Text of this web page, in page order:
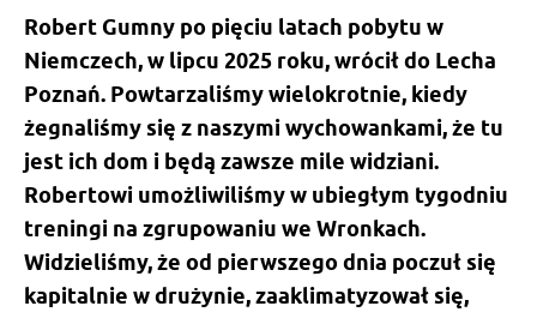
Robert Gumny po pięciu latach pobytu w
Niemczech, w lipcu 2025 roku, wrócił do Lecha
Poznań. Powtarzaliśmy wielokrotnie, kiedy
żegnaliśmy się z naszymi wychowankami, że tu
jest ich dom i będą zawsze mile widziani.
Robertowi umożliwiliśmy w ubiegłym tygodniu
treningi na zgrupowaniu we Wronkach.
Widzieliśmy, że od pierwszego dnia poczuł się
kapitalnie w drużynie, zaaklimatyzował się,